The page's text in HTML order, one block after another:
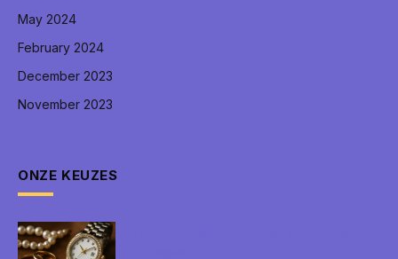
May 2024
February 2024
December 2023
November 2023
ONZE KEUZES